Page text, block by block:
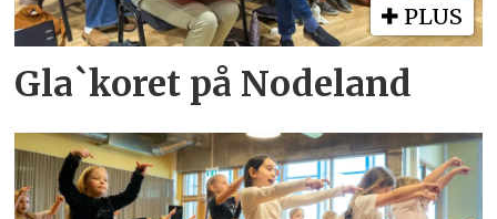
PLUS
Gla`koret på Nodeland